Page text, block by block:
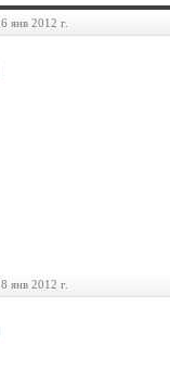
янв 2012 г.
янв 2012 г.